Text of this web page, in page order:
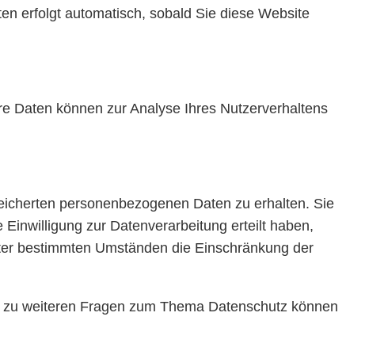
erfolgt automatisch, sobald Sie diese Website
Daten können zur Analyse Ihres Nutzerverhaltens
personenbezogenen Daten zu erhalten. Sie
zur Datenverarbeitung erteilt haben,
bestimmten Umständen die Einschränkung der
weiteren Fragen zum Thema Datenschutz können